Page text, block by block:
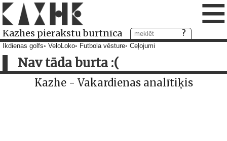
Kazhes pierakstu burtnīca ≡
Ikdienas golfs VeloLoko Futbola vēsture Ceļojumi
Nav tāda burta :(
Kazhe - Vakardienas analītiķis